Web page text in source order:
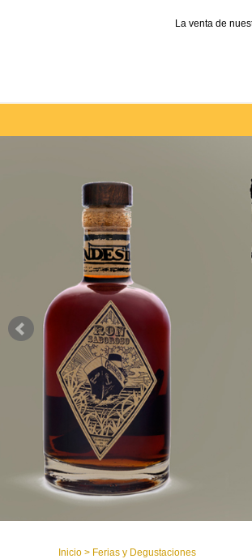
La venta de
Inicio > Ferias y Degustaciones